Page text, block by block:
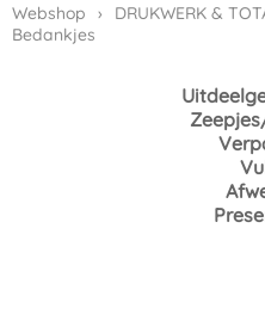
Webshop › DRUKWERK &
Bedankjes